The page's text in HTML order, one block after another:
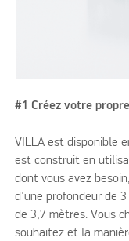
#1 Créez votre
VILLA est disponible
est construit en
dont vous avez
d'une profondeur de
de 3,7 mètres. Vous
souhaitez et la